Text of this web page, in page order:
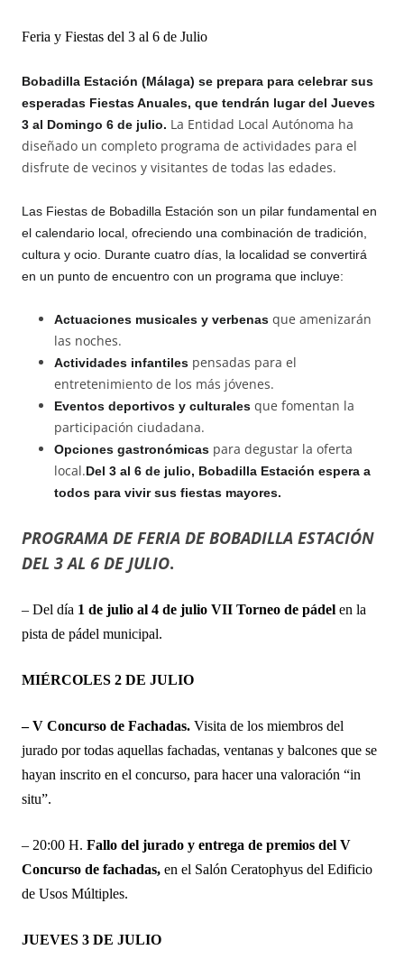
Feria y Fiestas del 3 al 6 de Julio
Bobadilla Estación (Málaga) se prepara para celebrar sus
esperadas Fiestas Anuales, que tendrán lugar del Jueves
3 al Domingo 6 de julio. La Entidad Local Autónoma ha
diseñado un completo programa de actividades para el
disfrute de vecinos y visitantes de todas las edades.
Las Fiestas de Bobadilla Estación son un pilar fundamental en
el calendario local, ofreciendo una combinación de tradición,
cultura y ocio. Durante cuatro días, la localidad se convertirá
en un punto de encuentro con un programa que incluye:
Actuaciones musicales y verbenas que amenizarán
las noches.
Actividades infantiles pensadas para el
entretenimiento de los más jóvenes.
Eventos deportivos y culturales que fomentan la
participación ciudadana.
Opciones gastronómicas para degustar la oferta
local.Del 3 al 6 de julio, Bobadilla Estación espera a
todos para vivir sus fiestas mayores.
PROGRAMA DE FERIA DE BOBADILLA ESTACIÓN
DEL 3 AL 6 DE JULIO.
– Del día 1 de julio al 4 de julio VII Torneo de pádel en la
pista de pádel municipal.
MIÉRCOLES 2 DE JULIO
– V Concurso de Fachadas. Visita de los miembros del
jurado por todas aquellas fachadas, ventanas y balcones que se
hayan inscrito en el concurso, para hacer una valoración “in
situ”.
– 20:00 H. Fallo del jurado y entrega de premios del V
Concurso de fachadas, en el Salón Ceratophyus del Edificio
de Usos Múltiples.
JUEVES 3 DE JULIO